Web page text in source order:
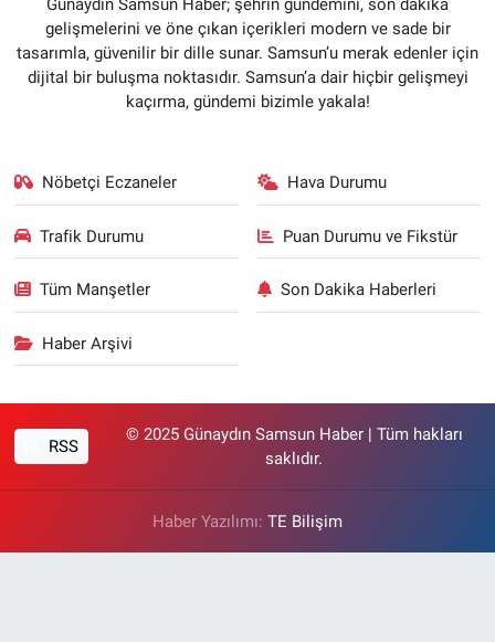
Günaydın Samsun Haber; şehrin gündemini, son dakika
gelişmelerini ve öne çıkan içerikleri modern ve sade bir
tasarımla, güvenilir bir dille sunar. Samsun’u merak edenler için
dijital bir buluşma noktasıdır. Samsun’a dair hiçbir gelişmeyi
kaçırma, gündemi bizimle yakala!
Nöbetçi Eczaneler Hava Durumu
Trafik Durumu Puan Durumu ve Fikstür
Tüm Manşetler Son Dakika Haberleri
Haber Arşivi
RSS
© 2025 Günaydın Samsun Haber | Tüm hakları
saklıdır.
Haber Yazılımı: TE Bilişim